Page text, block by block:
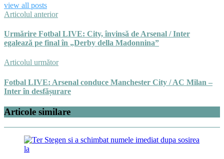
view all posts
Articolul anterior
Urmărire Fotbal LIVE: City, învinsă de Arsenal / Inter
egalează pe final în „Derby della Madonnina”
Articolul următor
Fotbal LIVE: Arsenal conduce Manchester City / AC Milan –
Inter în desfășurare
Articole similare